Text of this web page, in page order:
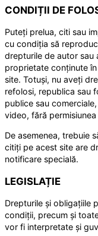
CONDIȚII DE
Puteți prelua, citi sau
cu condiția să
drepturile de autor sau
proprietate conținute
site. Totuși, nu aveți
refolosi, republica sau
publice sau
video, fără
De asemenea, trebuie
citiți pe acest site are
notificare specială.
LEGISLAȚIE
Drepturile și obligațiile
condiții, precum și
vor fi interpretate și